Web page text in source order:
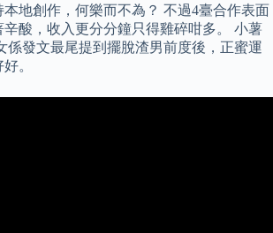
地創作，何樂而不為？ 不過4臺合作表面
辛酸，收入更分分鐘只得雞碎咁多。 小薯
係發文最尾提到擺脫渣男前度後，正蜜運
。